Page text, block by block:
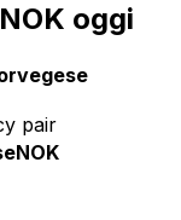
oggi
pair
NOK